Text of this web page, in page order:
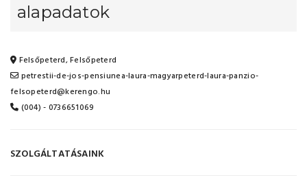
alapadatok
Felsőpeterd, Felsőpeterd
petrestii-de-jos-pensiunea-laura-magyarpeterd-laura-panzio-
felsopeterd@kerengo.hu
(004) - 0736651069
SZOLGÁLTATÁSAINK